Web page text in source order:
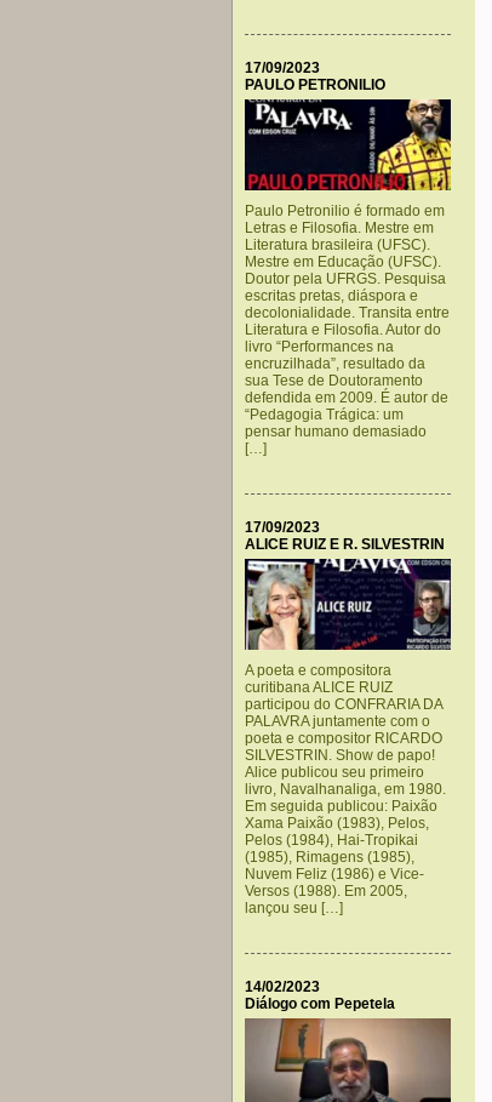
17/09/2023
PAULO PETRONILIO
Paulo Petronilio é formado em
Letras e Filosofia. Mestre em
Literatura brasileira (UFSC).
Mestre em Educação (UFSC).
Doutor pela UFRGS. Pesquisa
escritas pretas, diáspora e
decolonialidade. Transita entre
Literatura e Filosofia. Autor do
livro “Performances na
encruzilhada”, resultado da
sua Tese de Doutoramento
defendida em 2009. É autor de
“Pedagogia Trágica: um
pensar humano demasiado
[…]
17/09/2023
ALICE RUIZ E R. SILVESTRIN
A poeta e compositora
curitibana ALICE RUIZ
participou do CONFRARIA DA
PALAVRA juntamente com o
poeta e compositor RICARDO
SILVESTRIN. Show de papo!
Alice publicou seu primeiro
livro, Navalhanaliga, em 1980.
Em seguida publicou: Paixão
Xama Paixão (1983), Pelos,
Pelos (1984), Hai-Tropikai
(1985), Rimagens (1985),
Nuvem Feliz (1986) e Vice-
Versos (1988). Em 2005,
lançou seu […]
14/02/2023
Diálogo com Pepetela